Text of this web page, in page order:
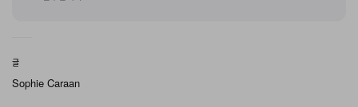
어당기며, 오리지널이 지녔던 실용적 미학에 가까운 인상
을 유지해 Moon Shoe OG를 단순한 현대 라이프스타일
글
Sophie Caraan